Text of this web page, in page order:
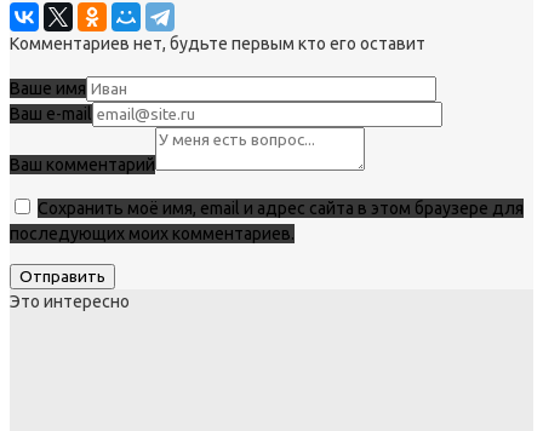
Комментариев нет, будьте первым кто его оставит
Ваше имя
Ваш e-mail
Ваш комментарий
Сохранить моё имя, email и адрес сайта в этом браузере для
последующих моих комментариев.
Это интересно